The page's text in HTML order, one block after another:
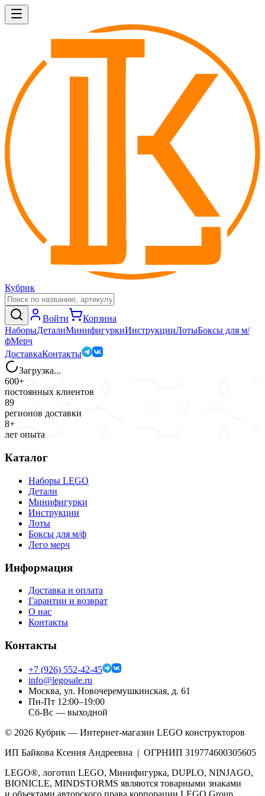
Кубрик
Войти
Корзина
НаборыДеталиМинифигуркиИнструкцииЛотыБоксы для м/
фМерч
ДоставкаКонтакты
Загрузка...
600+
постоянных клиентов
89
регионов доставки
8+
лет опыта
Каталог
Наборы LEGO
Детали
Минифигурки
Инструкции
Лоты
Боксы для м/ф
Лего мерч
Информация
Доставка и оплата
Гарантии и возврат
О нас
Контакты
Контакты
+7 (926) 552-42-45
info@legosale.ru
Москва, ул. Новочеремушкинская, д. 61
Пн-Пт 12:00–19:00
Сб-Вс — выходной
© 2026 Кубрик — Интернет-магазин LEGO конструкторов
ИП Байкова Ксения Андреевна | ОГРНИП 319774600305605
LEGO®, логотип LEGO, Минифигурка, DUPLO, NINJAGO,
BIONICLE, MINDSTORMS являются товарными знаками
и объектами авторского права корпорации LEGO Group.